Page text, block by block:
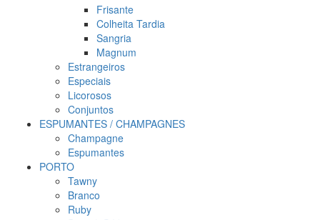
Frisante
Colheita Tardia
Sangria
Magnum
Estrangeiros
Especiais
Licorosos
Conjuntos
ESPUMANTES / CHAMPAGNES
Champagne
Espumantes
PORTO
Tawny
Branco
Ruby